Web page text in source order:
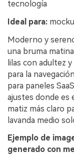
tecnología
Ideal para:
Moderno y
una bruma
lilas con adultez
para la
para paneles
ajustes donde es
matiz más claro
lavanda medio
Ejemplo de
generado con